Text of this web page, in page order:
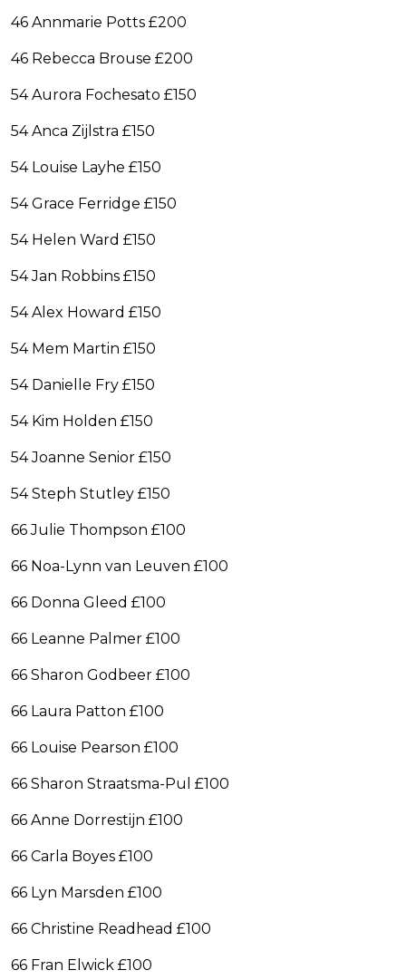
46 Annmarie Potts £200
46 Rebecca Brouse £200
54 Aurora Fochesato £150
54 Anca Zijlstra £150
54 Louise Layhe £150
54 Grace Ferridge £150
54 Helen Ward £150
54 Jan Robbins £150
54 Alex Howard £150
54 Mem Martin £150
54 Danielle Fry £150
54 Kim Holden £150
54 Joanne Senior £150
54 Steph Stutley £150
66 Julie Thompson £100
66 Noa-Lynn van Leuven £100
66 Donna Gleed £100
66 Leanne Palmer £100
66 Sharon Godbeer £100
66 Laura Patton £100
66 Louise Pearson £100
66 Sharon Straatsma-Pul £100
66 Anne Dorrestijn £100
66 Carla Boyes £100
66 Lyn Marsden £100
66 Christine Readhead £100
66 Fran Elwick £100